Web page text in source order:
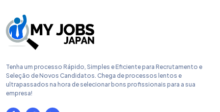
Tenha um processo Rápido, Simples e Eficiente para Recrutamento e
Seleção de Novos Candidatos. Chega de processos lentos e
ultrapassados na hora de selecionar bons profissionais para a sua
empresa!